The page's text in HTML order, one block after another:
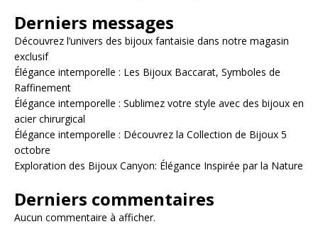
Derniers messages
Découvrez l’univers des bijoux fantaisie dans notre magasin
exclusif
Élégance intemporelle : Les Bijoux Baccarat, Symboles de
Raffinement
Élégance intemporelle : Sublimez votre style avec des bijoux en
acier chirurgical
Élégance intemporelle : Découvrez la Collection de Bijoux 5
octobre
Exploration des Bijoux Canyon: Élégance Inspirée par la Nature
Derniers commentaires
Aucun commentaire à afficher.